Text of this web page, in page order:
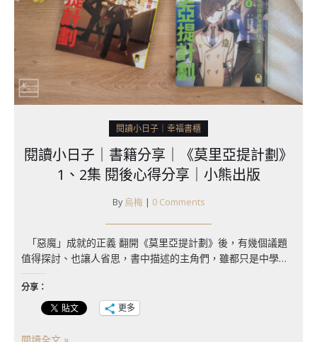
閱讀小日子｜幸福書櫃
閱讀小日子｜書籍分享｜《莫里亞提計劃》
1、2集 閱後心得分享｜小熊出版
By 烏梅 | 0 Comments
「惡魔」成就的正義 翻開《莫里亞提計劃》後，有幾個議題
值得探討、也讓人省思，書中描述的主角們，雖都只是中學…
分享：
更多